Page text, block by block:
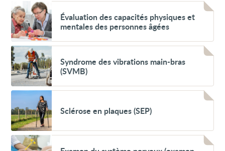
Voir
Évaluation
des
capacités
physiques
et
mentales
des
personnes
âgées
Évaluation des capacités physiques et
mentales des personnes âgées
Voir
Syndrome
des
vibrations
main-
bras
(SVMB)
Syndrome des vibrations main-bras
(SVMB)
Voir
Sclérose
en
plaques
(SEP)
Sclérose en plaques (SEP)
Voir
Examen